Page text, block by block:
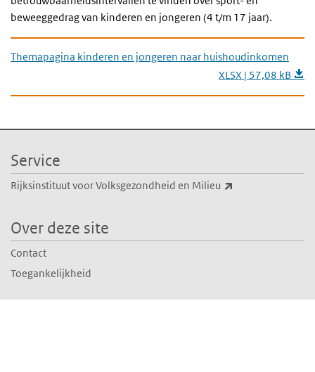
beweeggedrag van kinderen en jongeren (4 t/m 17 jaar).
Themapagina kinderen en jongeren naar huishoudinkomen
XLSX | 57,08 kB
Service
Rijksinstituut voor Volksgezondheid en Milieu
Over deze site
Contact
Toegankelijkheid